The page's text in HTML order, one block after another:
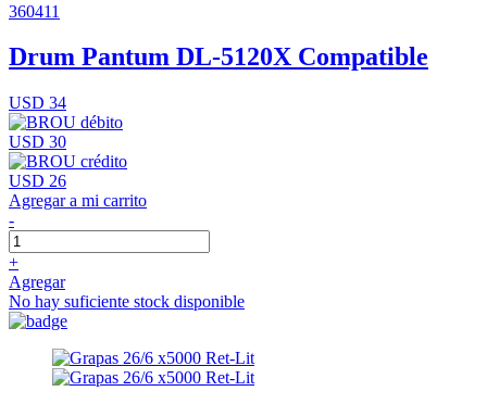
360411
Drum Pantum DL-5120X Compatible
USD 34
USD 30
USD 26
Agregar a mi carrito
-
+
Agregar
No hay suficiente stock disponible